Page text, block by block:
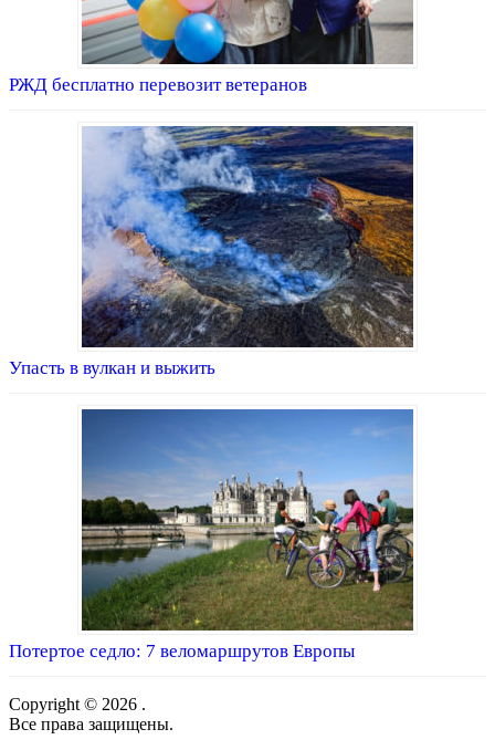
РЖД бесплатно перевозит ветеранов
Упасть в вулкан и выжить
Потертое седло: 7 веломаршрутов Европы
Copyright © 2026 .
Все права защищены.